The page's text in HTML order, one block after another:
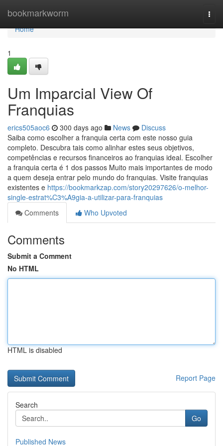
bookmarkworm
Home
Home
1
Um Imparcial View Of
Franquias
erics505aoc6 300 days ago News
Discuss
Saiba como escolher a franquia certa com este nosso guia
completo. Descubra tais como alinhar estes seus objetivos,
competências e recursos financeiros ao franquias ideal. Escolher
a franquia certa é 1 dos passos Muito mais importantes de modo
a quem deseja entrar pelo mundo do franquias. Visite franquias
existentes e https://bookmarkzap.com/story20297626/o-melhor-
single-estrat%C3%A9gia-a-utilizar-para-franquias
Comments
Who Upvoted
Comments
Submit a Comment
No HTML
HTML is disabled
Report Page
Search
Go
Published News